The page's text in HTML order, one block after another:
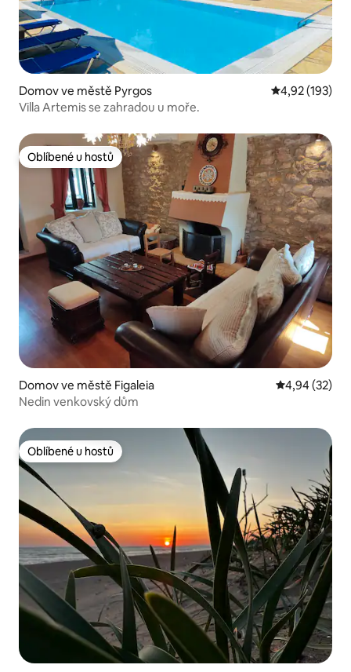
Domov ve městě Pyrgos Průměrné
4,92 (193)
Villa Artemis se zahradou u moře.
Oblíbené u hostů
Oblíbené u hostů
Domov ve městě Figaleia Průměrné
4,94 (32)
Nedin venkovský dům
Oblíbené u hostů
Oblíbené u hostů